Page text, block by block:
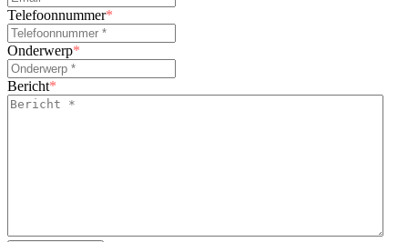
Telefoonnummer*
Onderwerp*
Bericht*